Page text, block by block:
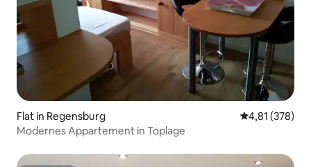
Flat in Regensburg Gemiddelde
4,81 (378)
Modernes Appartement in Toplage